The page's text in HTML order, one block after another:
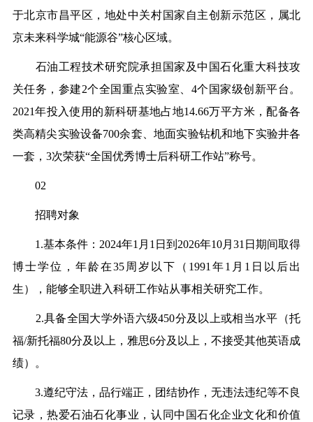
于北京市昌平区，地处中关村国家自主创新示范区，属北
京未来科学城“能源谷”核心区域。
石油工程技术研究院承担国家及中国石化重大科技攻
关任务，参建2个全国重点实验室、4个国家级创新平台。
2021年投入使用的新科研基地占地14.66万平方米，配备各
类高精尖实验设备700余套、地面实验钻机和地下实验井各
一套，3次荣获“全国优秀博士后科研工作站”称号。
02
招聘对象
1.基本条件：2024年1月1日到2026年10月31日期间取得
博士学位，年龄在35周岁以下（1991年1月1日以后出
生），能够全职进入科研工作站从事相关研究工作。
2.具备全国大学外语六级450分及以上或相当水平（托
福/新托福80分及以上，雅思6分及以上，不接受其他英语成
绩）。
3.遵纪守法，品行端正，团结协作，无违法违纪等不良
记录，热爱石油石化事业，认同中国石化企业文化和价值